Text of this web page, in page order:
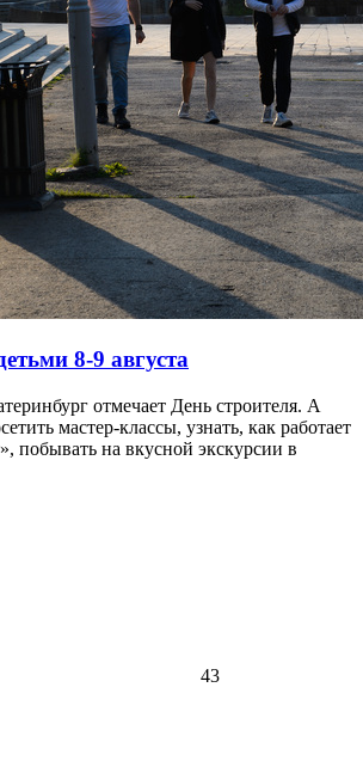
8-9 августа
отмечает День строителя. А
мастер-классы, узнать, как работает
побывать на вкусной экскурсии в
43